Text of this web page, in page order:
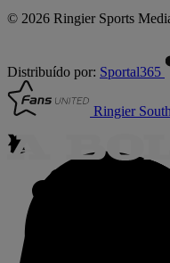
© 2026 Ringier Sports
Distribuído por: Sportal365
Ringier